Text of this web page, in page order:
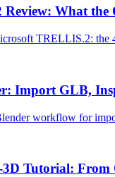
What the
TRELLIS.2: the
Import GLB,
workflow for
Tutorial: From